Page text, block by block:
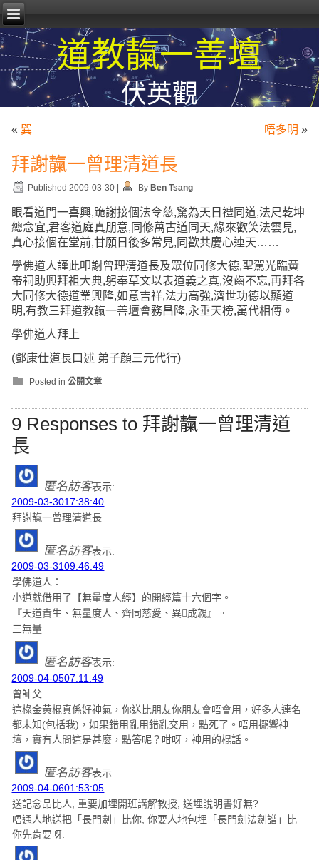
道教靝一善壇
伏英觀
«巽 唔多明 »
拜謝靝一曾理清道長
Published 2009-03-30 | By Ben Tsang
眼看道門一喜興,跪謝接個法令慈,驚為天日禮同道,法尺乾坤
總念宜,君客道庭真朋意,同修萬古道同天,緣來歡笑法雲見,
真心接個在堂前,甘願日後多常見,同歡共慶心連天……
學佛道人謹此叩謝曾理清道長及眾位同修大德,聖駕光臨黃
帝祠助興拜祖大典,躬奉草文以表道義之真,沒齒不忘,再拜各
大同修大德道業興隆,如意吉祥,法力高強,濟世功德以顯道
明,有教三拜道教靝一善壇會務昌隆,永垂天榜,萬代相傳。
學佛道人拜上
(鄧康仕道長口述 弟子顏三元代行)
Posted in 公開文章
9 Responses to 拜謝靝一曾理清道
長
匿名訪客表示:
2009-03-3017:38:40
拜謝靝一曾理清道長
匿名訪客表示:
2009-03-3109:46:49
學佛道人：
小道就借用了【無量度人經】的開經篇十六個字。
『天道貴生、無量度人、齊同慈愛、異成親』。
三無量
匿名訪客表示:
2009-04-0507:11:49
曾師父
這椂金黃棍真係好神氣，你送比朋友你朋友會唔會用，好多人連名
都未知(包括我)，如果錯用亂用錯亂交用，點死了。唔用擺響神
壇，實有人問這是甚麼，點答呢？咁呀，神用的棍話。
匿名訪客表示:
2009-04-0601:53:05
送記念品比人, 重要加埋開班講解教授, 送埋說明書好無?
唔通人地送把「長門劍」比你, 你要人地包埋「長門劍法劍譜」比
你先肯要呀.